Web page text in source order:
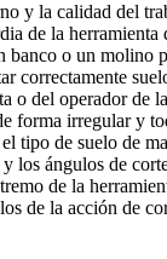
y la calidad del
de la
banco o un molino
correctamente
o del operador de
forma irregular y
tipo de suelo de
los ángulos de
de la
de la acción de